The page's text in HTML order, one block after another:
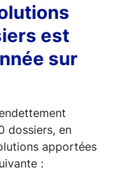
est
sur
dossiers, en
apportées
: